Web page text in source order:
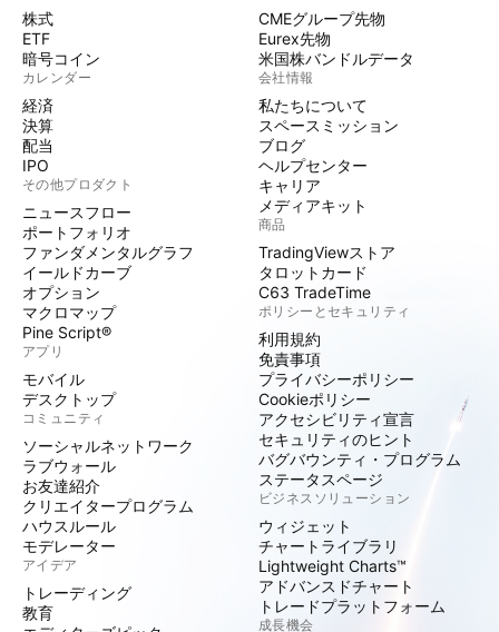
株式
ETF
暗号コイン
カレンダー
経済
決算
配当
IPO
その他プロダクト
ニュースフロー
ポートフォリオ
ファンダメンタルグラフ
イールドカーブ
オプション
マクロマップ
Pine Script®
アプリ
モバイル
デスクトップ
コミュニティ
ソーシャルネットワーク
ラブウォール
お友達紹介
クリエイタープログラム
ハウスルール
モデレーター
アイデア
トレーディング
教育
CMEグループ先物
Eurex先物
米国株バンドルデータ
会社情報
私たちについて
スペースミッション
ブログ
ヘルプセンター
キャリア
メディアキット
商品
TradingViewストア
タロットカード
C63 TradeTime
ポリシーとセキュリティ
利用規約
免責事項
プライバシーポリシー
Cookieポリシー
アクセシビリティ宣言
セキュリティのヒント
バグバウンティ・プログラム
ステータスページ
ビジネスソリューション
ウィジェット
チャートライブラリ
Lightweight Charts™
アドバンスドチャート
トレードプラットフォーム
成長機会